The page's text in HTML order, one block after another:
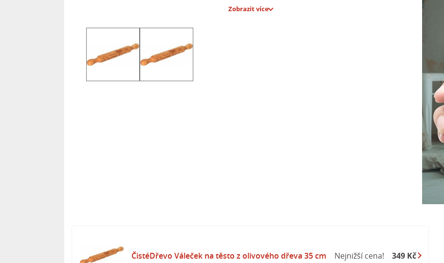
- Není vhodný do myčky
- Odolné olivové dřevo s antibakteriálními vlastnostmi
Zobrazit více
ČistéDřevo Váleček na těsto z olivového dřeva 35 cm Nejnižší cena! 349 Kč